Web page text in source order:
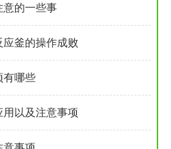
意的一些事
釜的操作成败
有哪些
以及注意事项